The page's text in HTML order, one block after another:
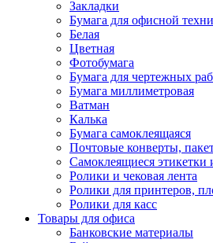
Закладки
Бумага для офисной
Белая
Цветная
Фотобумага
Бумага для чертежных
Бумага миллиметровая
Ватман
Калька
Бумага самоклеящаяся
Почтовые конверты,
Самоклеящиеся этикетки
Ролики и чековая лента
Ролики для принтеров,
Ролики для касс
Товары для офиса
Банковские материалы